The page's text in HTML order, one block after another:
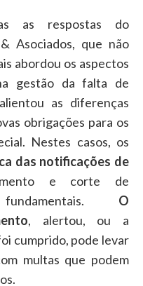
as respostas do
Asociados, que não
abordou os aspectos
gestão da falta de
as diferenças
obrigações para os
Nestes casos, os
das notificações de
e corte de
O
, alertou, ou a
cumprido, pode levar
multas que podem